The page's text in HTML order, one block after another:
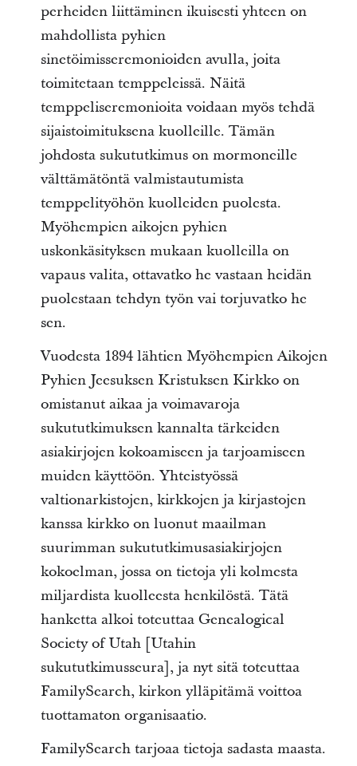
perheiden liittäminen ikuisesti yhteen on
mahdollista pyhien
sinetöimisseremonioiden avulla, joita
toimitetaan temppeleissä. Näitä
temppeliseremonioita voidaan myös tehdä
sijaistoimituksena kuolleille. Tämän
johdosta sukututkimus on mormoneille
välttämätöntä valmistautumista
temppelityöhön kuolleiden puolesta.
Myöhempien aikojen pyhien
uskonkäsityksen mukaan kuolleilla on
vapaus valita, ottavatko he vastaan heidän
puolestaan tehdyn työn vai torjuvatko he
sen.
Vuodesta 1894 lähtien Myöhempien Aikojen
Pyhien Jeesuksen Kristuksen Kirkko on
omistanut aikaa ja voimavaroja
sukututkimuksen kannalta tärkeiden
asiakirjojen kokoamiseen ja tarjoamiseen
muiden käyttöön. Yhteistyössä
valtionarkistojen, kirkkojen ja kirjastojen
kanssa kirkko on luonut maailman
suurimman sukututkimusasiakirjojen
kokoelman, jossa on tietoja yli kolmesta
miljardista kuolleesta henkilöstä. Tätä
hanketta alkoi toteuttaa Genealogical
Society of Utah [Utahin
sukututkimusseura], ja nyt sitä toteuttaa
FamilySearch, kirkon ylläpitämä voittoa
tuottamaton organisaatio.
FamilySearch tarjoaa tietoja sadasta maasta.